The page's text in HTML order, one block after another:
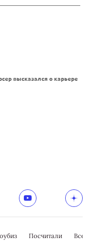
высказался о карьере
Посчитали